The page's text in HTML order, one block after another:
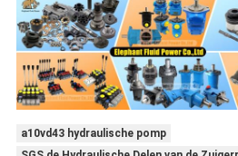
a10vd43 hydraulische pomp